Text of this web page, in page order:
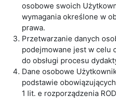
osobowe swoich
wymagania określone w
prawa.
Przetwarzanie danych
podejmowane jest w celu
do obsługi procesu
Dane osobowe
podstawie
1 lit. e rozporządzenia